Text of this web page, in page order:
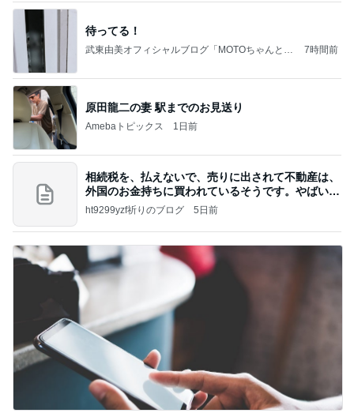
待ってる！
武東由美オフィシャルブログ「MOTOちゃんとの
7時間前
原田龍二の妻 駅までのお見送り
Amebaトピックス 1日前
相続税を、払えないで、売りに出されて不動産は、
外国のお金持ちに買われているそうです。やばいで
すよ
ht9299yzf祈りのブログ 5日前